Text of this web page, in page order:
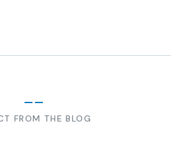
FROM THE BLOG